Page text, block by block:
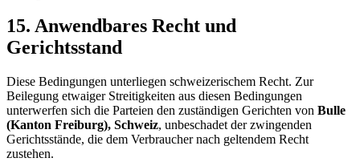
15. Anwendbares Recht und
Gerichtsstand
Diese Bedingungen unterliegen schweizerischem Recht. Zur
Beilegung etwaiger Streitigkeiten aus diesen Bedingungen
unterwerfen sich die Parteien den zuständigen Gerichten von Bulle
(Kanton Freiburg), Schweiz, unbeschadet der zwingenden
Gerichtsstände, die dem Verbraucher nach geltendem Recht
zustehen.